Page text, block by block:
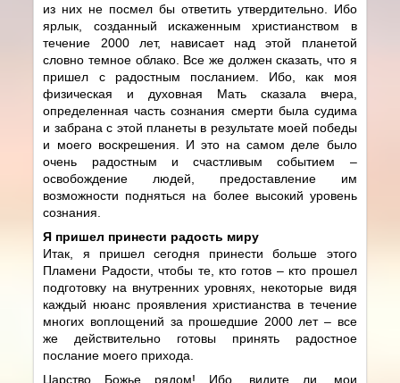
из них не посмел бы ответить утвердительно. Ибо
ярлык, созданный искаженным христианством в
течение 2000 лет, нависает над этой планетой
словно темное облако. Все же должен сказать, что я
пришел с радостным посланием. Ибо, как моя
физическая и духовная Мать сказала вчера,
определенная часть сознания смерти была судима
и забрана с этой планеты в результате моей победы
и моего воскрешения. И это на самом деле было
очень радостным и счастливым событием –
освобождение людей, предоставление им
возможности подняться на более высокий уровень
сознания.
Я пришел принести радость миру
Итак, я пришел сегодня принести больше этого
Пламени Радости, чтобы те, кто готов – кто прошел
подготовку на внутренних уровнях, некоторые видя
каждый нюанс проявления христианства в течение
многих воплощений за прошедшие 2000 лет – все
же действительно готовы принять радостное
послание моего прихода.
Царство Божье рядом! Ибо, видите ли, мои